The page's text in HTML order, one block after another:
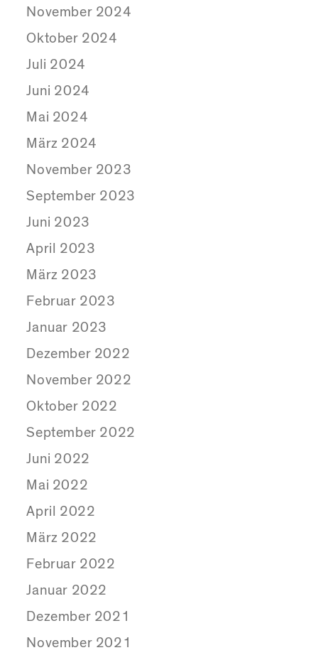
November 2024
Oktober 2024
Juli 2024
Juni 2024
Mai 2024
März 2024
November 2023
September 2023
Juni 2023
April 2023
März 2023
Februar 2023
Januar 2023
Dezember 2022
November 2022
Oktober 2022
September 2022
Juni 2022
Mai 2022
April 2022
März 2022
Februar 2022
Januar 2022
Dezember 2021
November 2021